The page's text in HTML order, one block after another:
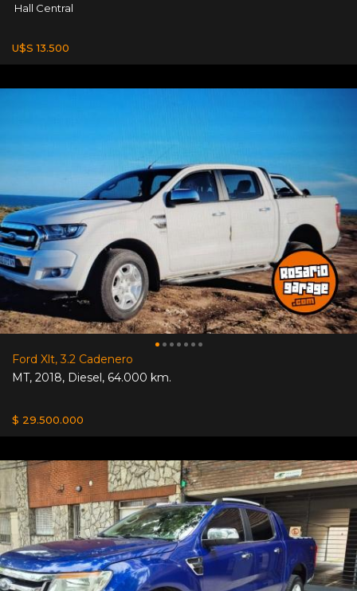
Hall Central
U$S 13.500
Ford Xlt, 3.2 Cadenero
MT, 2018, Diesel, 64.000 km.
$ 29.500.000